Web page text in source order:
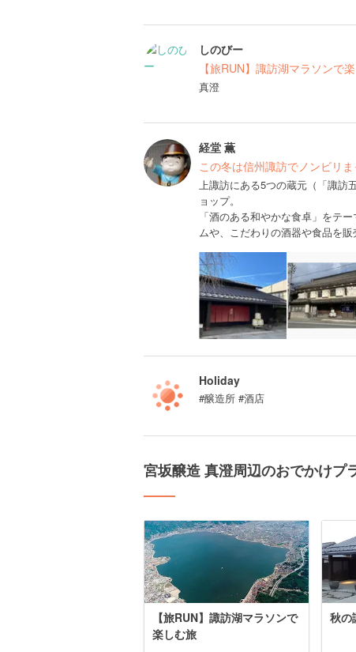
しのびー
【旅RUN】諏訪湖マラソンで
真澄
経堂 薫
この冬は信州諏訪でノンビリ
上諏訪にある5つの蔵元（「諏訪
ョップ。
「酒のある和やかな食卓」をテ
ムや、こだわりの酒器や食品を販
Holiday
#醸造所 #酒店
宮坂醸造 真澄周辺のおでかけプ
【旅RUN】諏訪湖マラソンで
楽しむ旅
秋の